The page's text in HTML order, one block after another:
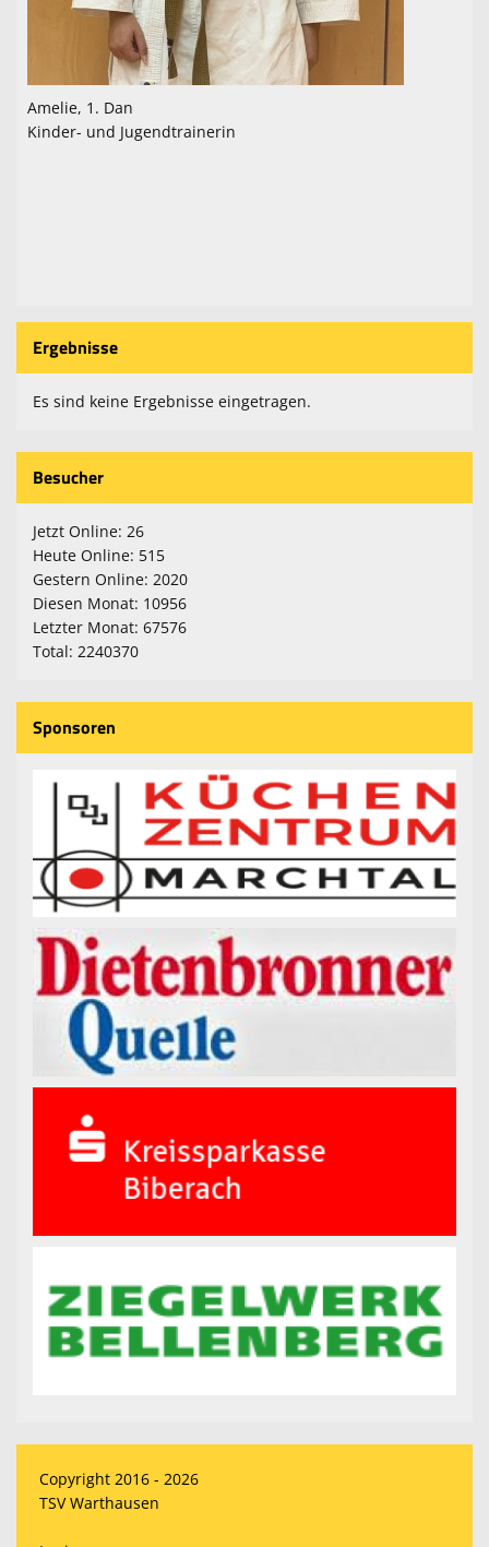
Amelie, 1. Dan
Kinder- und Jugendtrainerin
Ergebnisse
Es sind keine Ergebnisse eingetragen.
Besucher
Jetzt Online: 26
Heute Online: 515
Gestern Online: 2020
Diesen Monat: 10956
Letzter Monat: 67576
Total: 2240370
Sponsoren
Copyright 2016 - 2026
TSV Warthausen